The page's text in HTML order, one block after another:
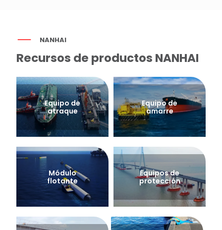
NANHAI
Recursos de productos NANHAI
Equipo de
atraque
Equipo de
amarre
Módulo
flotante
Equipos de
protección